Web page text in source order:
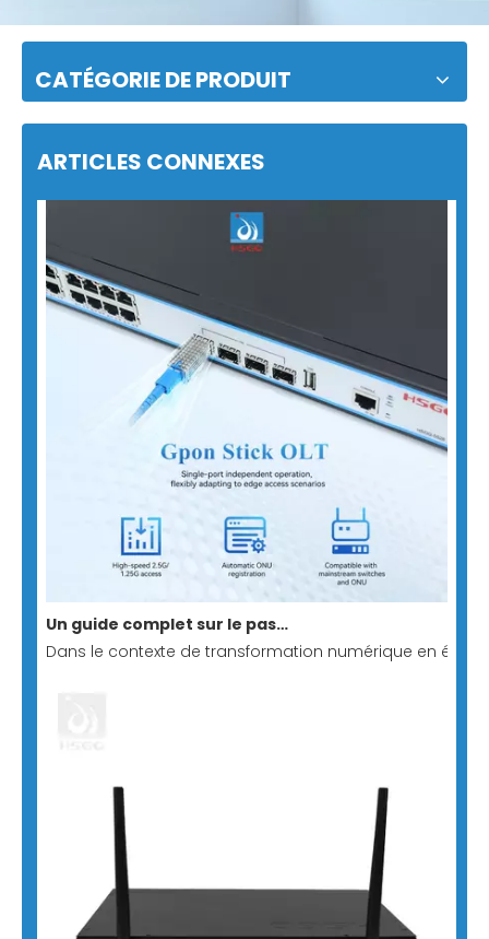
CATÉGORIE DE PRODUIT
ARTICLES CONNEXES
Un guide complet sur le passage direct au stick GPON : création d'une solution de réseau entièrement optique minimaliste et à faible coût
Dans le contexte de transformation numérique en